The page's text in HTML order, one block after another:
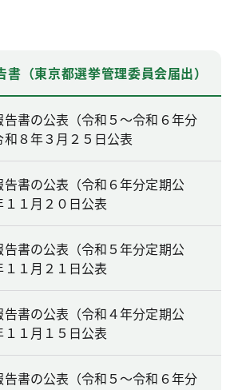
（東京都選挙管理委員会届出）
書の公表（令和５～令和６年分
８年３月２５日公表
書の公表（令和６年分定期公
１月２０日公表
書の公表（令和５年分定期公
１月２１日公表
書の公表（令和４年分定期公
１月１５日公表
書の公表（令和５～令和６年分